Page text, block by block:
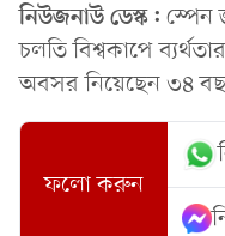
নিউজনাউ ডেস্ক: স্পেন
চলতি বিশ্বকাপে
অবসর নিয়েছেন ৩৪
ফলো করুন